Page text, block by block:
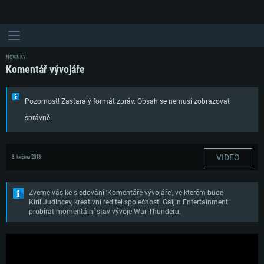
NOVINKY
Komentář vývojáře
Pozornost! Zastaralý formát zpráv. Obsah se nemusí zobrazovat
správně.
3. května 2018 VIDEO
Zveme vás ke sledování 'Komentáře vývojáře', ve kterém bude
Kiril Judincev, kreativní ředitel společnosti Gaijin Entertainment
probírat momentální stav vývoje War Thunderu.